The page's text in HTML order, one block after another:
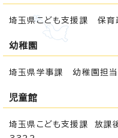
埼玉県こども支援課
幼稚園
埼玉県学事課 幼稚園
児童館
埼玉県こども支援課 放